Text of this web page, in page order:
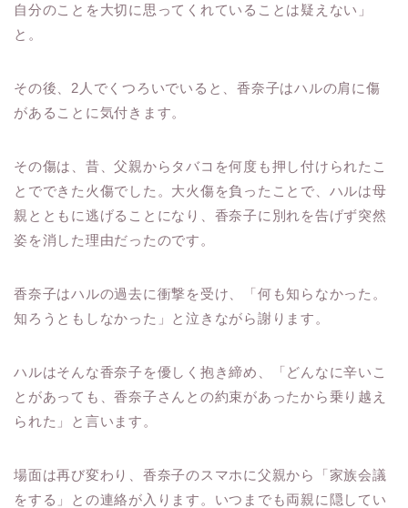
自分のことを大切に思ってくれていることは疑えない」
と。
その後、2人でくつろいでいると、香奈子はハルの肩に傷
があることに気付きます。
その傷は、昔、父親からタバコを何度も押し付けられたこ
とでできた火傷でした。大火傷を負ったことで、ハルは母
親とともに逃げることになり、香奈子に別れを告げず突然
姿を消した理由だったのです。
香奈子はハルの過去に衝撃を受け、「何も知らなかった。
知ろうともしなかった」と泣きながら謝ります。
ハルはそんな香奈子を優しく抱き締め、「どんなに辛いこ
とがあっても、香奈子さんとの約束があったから乗り越え
られた」と言います。
場面は再び変わり、香奈子のスマホに父親から「家族会議
をする」との連絡が入ります。いつまでも両親に隠してい